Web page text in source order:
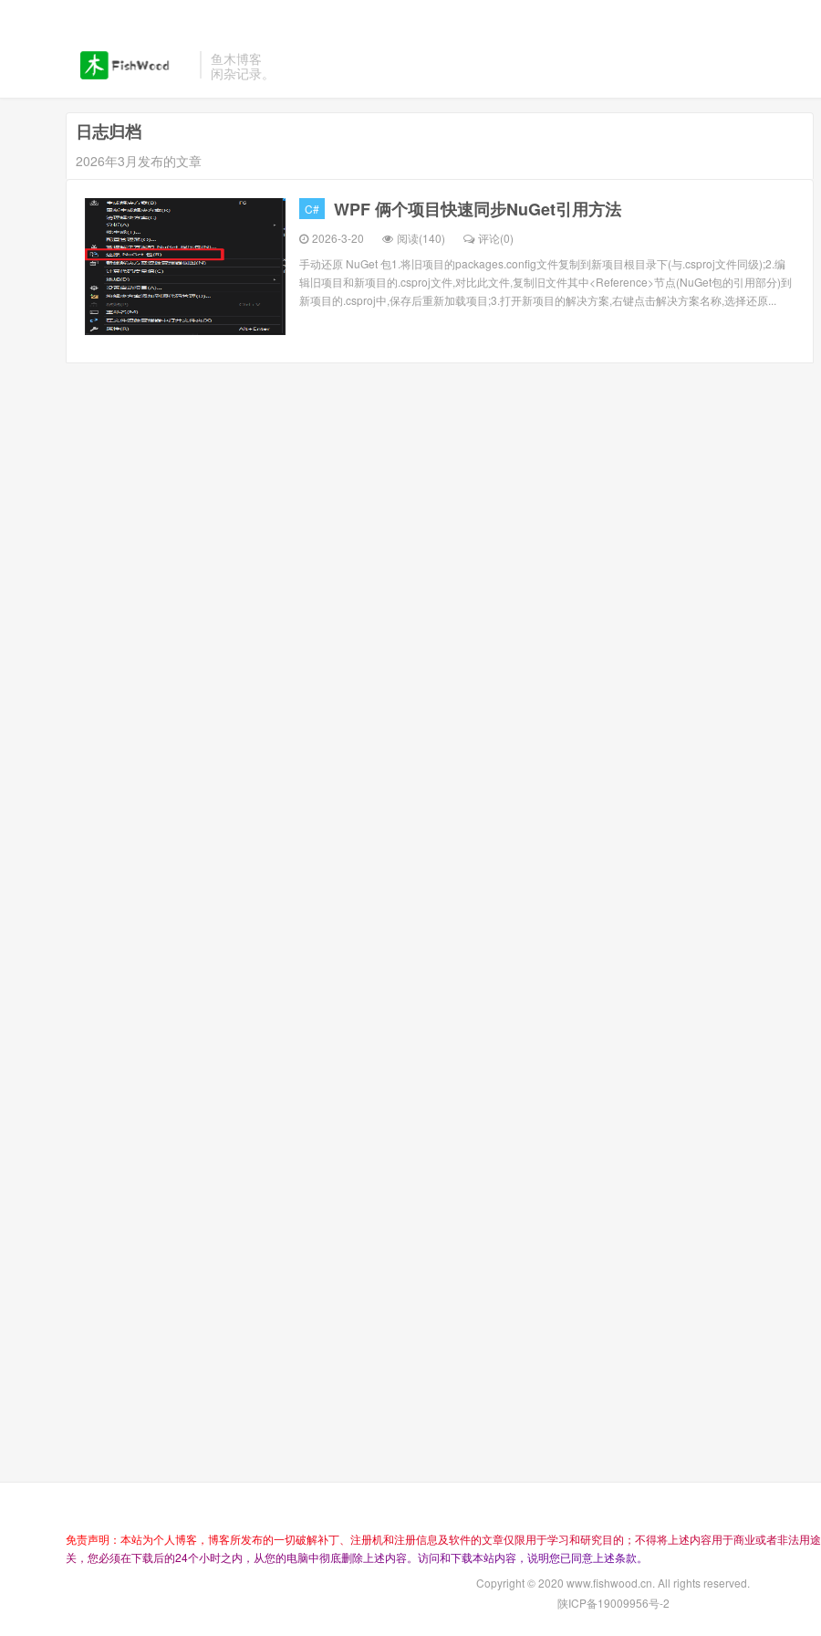
鱼木博客
闲杂记录。
日志归档
2026年3月发布的文章
C# WPF 俩个项目快速同步NuGet引用方法
2026-3-20 阅读(140) 评论(0)
手动还原 NuGet 包1.将旧项目的packages.config文件复制到新项目根目录下(与.csproj文件同级);2.编
辑旧项目和新项目的.csproj文件,对比此文件,复制旧文件其中<Reference>节点(NuGet包的引用部分)到
新项目的.csproj中,保存后重新加载项目;3.打开新项目的解决方案,右键点击解决方案名称,选择还原...
免责声明 ： 本站为个人博客 ， 博客所发布的一切破解补丁 注册机和注册信息及软件的文章仅限用于学习和研究目的 ； 不得将 上述内容用于商业或者非法用途
关 ， 您必须在下载后的24个小时之内 ， 从您的电脑中彻底删除 上述内容。 访问和下载本站内容 ， 说明您已同意 上述条款。
Copyright © 2020 www.fishwood.cn. All rights reserved.
陕ICP备19009956号-2